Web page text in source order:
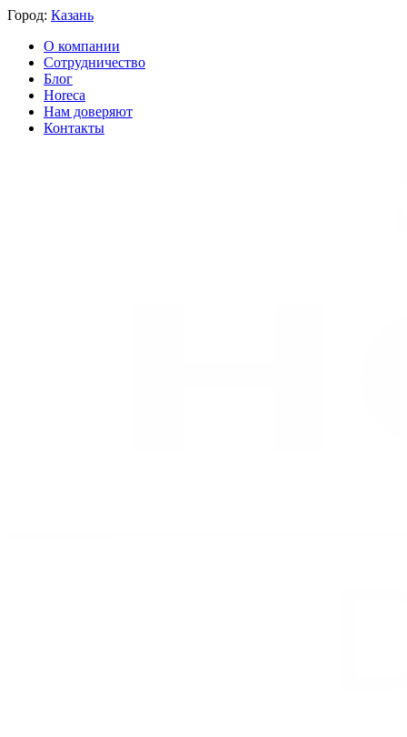
Город: Казань
О компании
Сотрудничество
Блог
Horeca
Нам доверяют
Контакты